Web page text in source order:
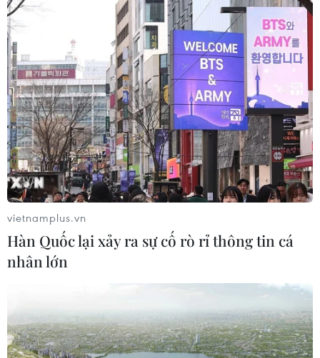
thành phố lớn để nâng cao chất lượng nguồn
nhân lực chất lượng cao; xem xét quan điểm về
mô hình, cơ chế quản lý, quản trị trong các
trường đại học bảo đảm tự chủ toàn diện, thực
chất cùng với quản lý chất lượng và chuyển đổi
số…/.
(TTXVN/Vietnam+)
vietnamplus.vn
Hàn Quốc lại xảy ra sự cố rò rỉ thông tin cá
nhân lớn